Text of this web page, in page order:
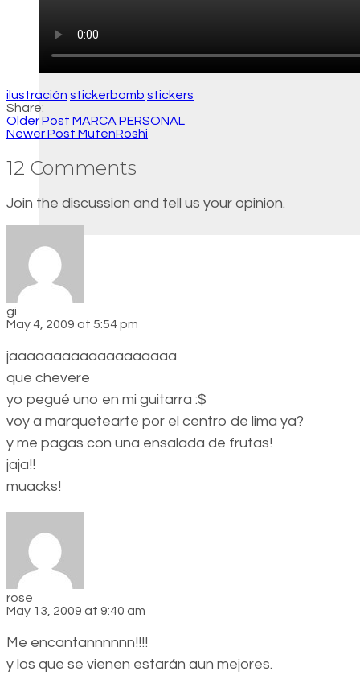
ilustración stickerbomb stickers
Share:
Older Post MARCA PERSONAL
Newer Post MutenRoshi
12 Comments
Join the discussion and tell us your opinion.
gi
May 4, 2009 at 5:54 pm
jaaaaaaaaaaaaaaaaaaa
que chevere
yo pegué uno en mi guitarra :$
voy a marquetearte por el centro de lima ya?
y me pagas con una ensalada de frutas!
jaja!!
muacks!
rose
May 13, 2009 at 9:40 am
Me encantannnnnn!!!!
y los que se vienen estarán aun mejores.